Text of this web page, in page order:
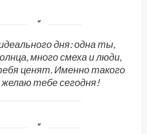
дня: одна ты,
много смеха и люди,
ценят. Именно такого
желаю тебе сегодня!